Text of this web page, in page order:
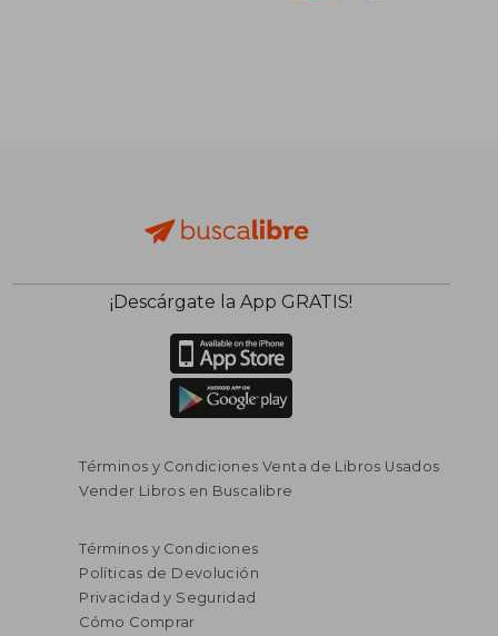
¡Descárgate la App GRATIS!
Términos y Condiciones Venta de Libros Usados
Vender Libros en Buscalibre
Términos y Condiciones
Políticas de Devolución
Privacidad y Seguridad
Cómo Comprar